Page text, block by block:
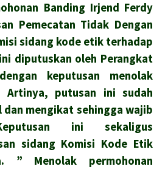
Banding Irjend Ferdy
Pemecatan Tidak Dengan
sidang kode etik terhadap
diputuskan oleh Perangkat
keputusan menolak
Artinya, putusan ini sudah
mengikat sehingga wajib
ini sekaligus
sidang Komisi Kode Etik
” Menolak permohonan